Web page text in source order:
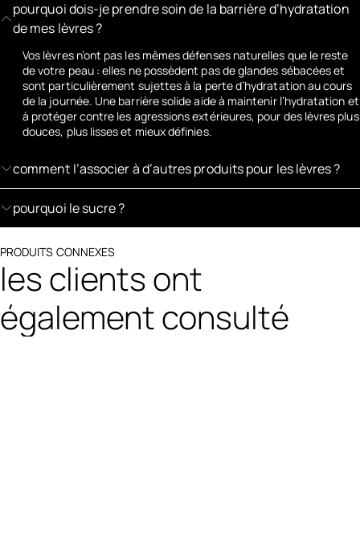
pourquoi dois-je prendre soin de la barrière d’hydratation
de mes lèvres ?
Vos lèvres n’ont pas les mêmes défenses naturelles que le reste
de votre peau : elles ne possèdent pas de glandes sébacées et
sont particulièrement sujettes à la perte d’hydratation au cours
de la journée. Une barrière solide aide à maintenir l’hydratation et
à protéger contre les agressions extérieures, pour des lèvres plus
douces, plus lisses et mieux définies.
comment l’associer à d’autres produits pour les lèvres ?
pourquoi le sucre ?
PRODUITS CONNEXES
les clients ont
également consulté